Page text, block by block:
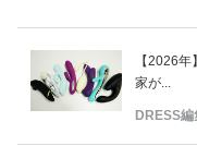
【2026
家が...
DRESS編